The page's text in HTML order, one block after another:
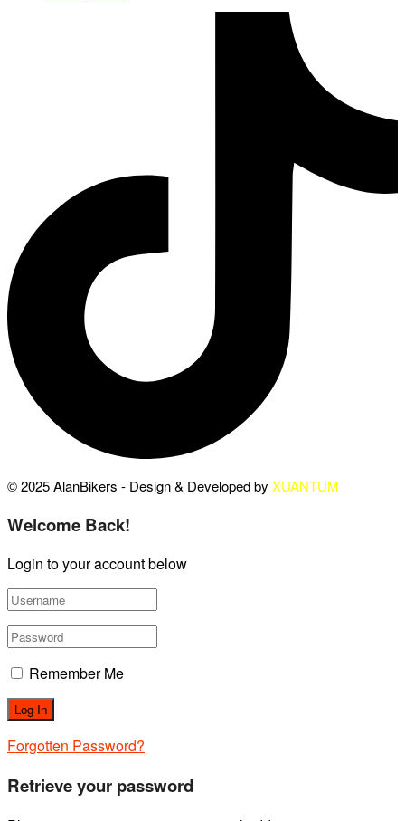
© 2025 AlanBikers - Design & Developed by XUANTUM
Welcome Back!
Login to your account below
Remember Me
Forgotten Password?
Retrieve your password